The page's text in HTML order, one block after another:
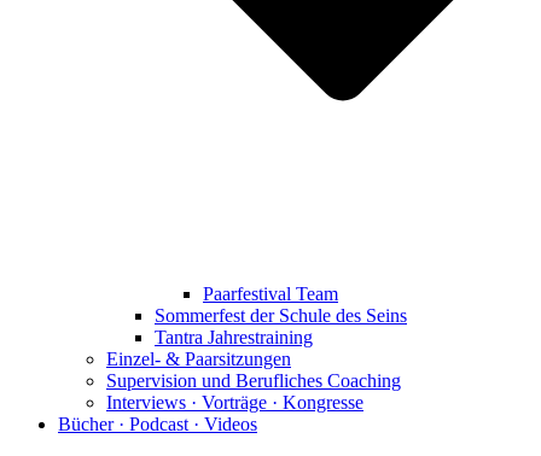
Paarfestival Team
Sommerfest der Schule des Seins
Tantra Jahrestraining
Einzel- & Paarsitzungen
Supervision und Berufliches Coaching
Interviews · Vorträge · Kongresse
Bücher · Podcast · Videos